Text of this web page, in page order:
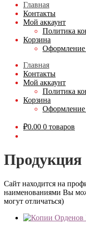
Главная
Контакты
Мой аккаунт
Политика
Корзина
Оформление
Главная
Контакты
Мой аккаунт
Политика
Корзина
Оформление
₽0.00 0 товаров
Продукция
Сайт находится на
наименованиями Вы
могут отличаться)